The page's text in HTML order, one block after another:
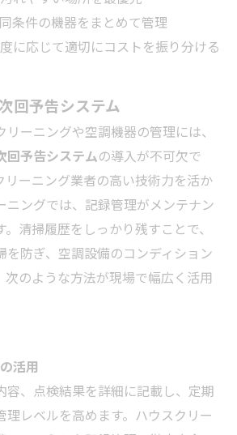
同条件の機器をまとめて管理
に応じて適切にコストを振り分ける
回予告システム
ーニングや空調機器の管理には、
回予告システムの導入が不可欠で
リーニング業者の高い技術力を活か
ニングでは、記録管理がメンテナン
清掃履歴をしっかり残すことで、
を防ぎ、空調設備のコンディション
次のような方法が現場で幅広く活用
活用
容、点検結果を詳細に記載し、定期
理レベルを高めます。ハウスクリー